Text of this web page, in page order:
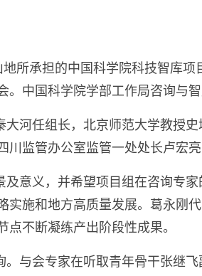
地所承担的中国科学院科技智库项
。中国科学院学部工作局咨询与
河任组长， 北京师范大学教授史
川监管办公室监管一处处长卢宏亮
及意义，并希望项目组在咨询专
实施和地方高质量发展。葛永刚
点不断凝练产出阶段性成果。
。与会专家在听取青年骨干张继